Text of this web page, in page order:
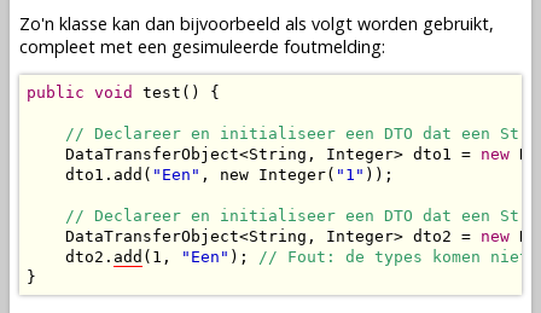
Zo'n klasse kan dan bijvoorbeeld als volgt worden gebruikt,
compleet met een gesimuleerde foutmelding:
public void test() {
// Declareer en initialiseer een DTO dat een
    DataTransferObject<String, Integer> dto1 =
new
    dto1.add(
"Een" , new Integer( "1" ));
// Declareer en initialiseer een DTO dat een
    DataTransferObject<String, Integer> dto2 =
new
    dto2.
add (1, "Een" );
// Fout: de types komen niet
}